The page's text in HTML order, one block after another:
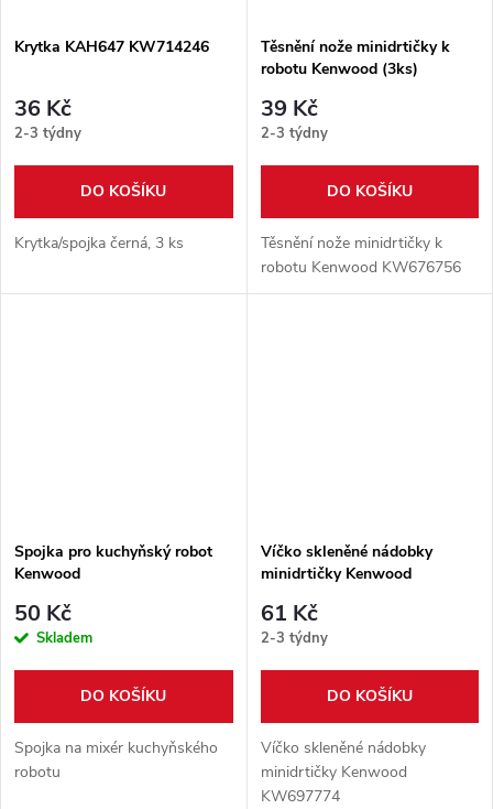
Krytka KAH647 KW714246
36 Kč
2-3 týdny
DO KOŠÍKU
Krytka/spojka černá, 3 ks
Těsnění nože minidrtičky k
robotu Kenwood (3ks)
39 Kč
2-3 týdny
DO KOŠÍKU
Těsnění nože minidrtičky k
robotu Kenwood KW676756
Spojka pro kuchyňský robot
Kenwood
50 Kč
Skladem
DO KOŠÍKU
Spojka na mixér kuchyňského
robotu
Víčko skleněné nádobky
minidrtičky Kenwood
61 Kč
2-3 týdny
DO KOŠÍKU
Víčko skleněné nádobky
minidrtičky Kenwood
KW697774